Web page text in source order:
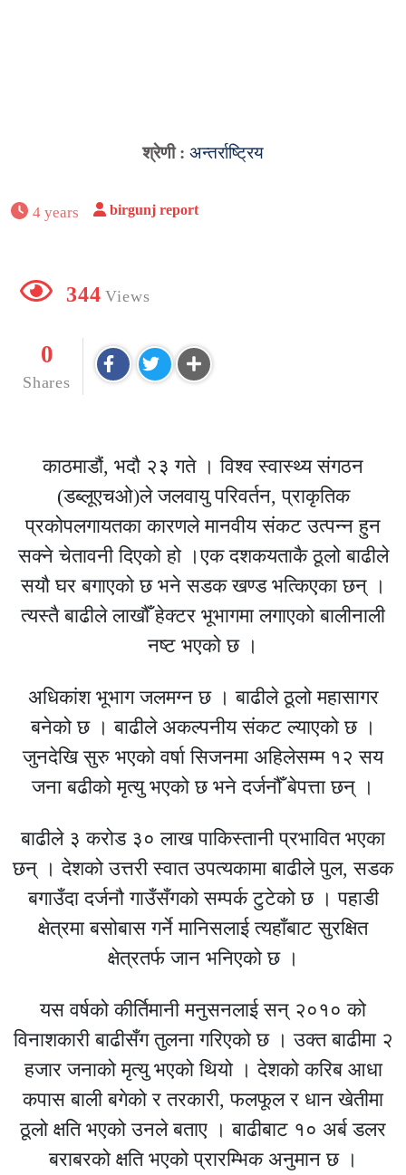
श्रेणी : अन्तर्राष्ट्रिय
4 years birgunj report
344 Views
0
Shares
काठमाडौं, भदौ २३ गते । विश्व स्वास्थ्य संगठन
(डब्लूएचओ)ले जलवायु परिवर्तन, प्राकृतिक
प्रकोपलगायतका कारणले मानवीय संकट उत्पन्न हुन
सक्ने चेतावनी दिएको हो ।एक दशकयताकै ठूलो बाढीले
सयौ घर बगाएको छ भने सडक खण्ड भत्किएका छन् ।
त्यस्तै बाढीले लाखौँ हेक्टर भूभागमा लगाएको बालीनाली
नष्ट भएको छ ।
अधिकांश भूभाग जलमग्न छ । बाढीले ठूलो महासागर
बनेको छ । बाढीले अकल्पनीय संकट ल्याएको छ ।
जुनदेखि सुरु भएको वर्षा सिजनमा अहिलेसम्म १२ सय
जना बढीको मृत्यु भएको छ भने दर्जनौँ बेपत्ता छन् ।
बाढीले ३ करोड ३० लाख पाकिस्तानी प्रभावित भएका
छन् । देशको उत्तरी स्वात उपत्यकामा बाढीले पुल, सडक
बगाउँदा दर्जनौ गाउँसँगको सम्पर्क टुटेको छ । पहाडी
क्षेत्रमा बसोबास गर्ने मानिसलाई त्यहाँबाट सुरक्षित
क्षेत्रतर्फ जान भनिएको छ ।
यस वर्षको कीर्तिमानी मनुसनलाई सन् २०१० को
विनाशकारी बाढीसँग तुलना गरिएको छ । उक्त बाढीमा २
हजार जनाको मृत्यु भएको थियो । देशको करिब आधा
कपास बाली बगेको र तरकारी, फलफूल र धान खेतीमा
ठूलो क्षति भएको उनले बताए । बाढीबाट १० अर्ब डलर
बराबरको क्षति भएको प्रारम्भिक अनुमान छ ।